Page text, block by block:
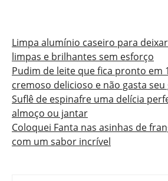
Limpa alumínio caseiro para
limpas e brilhantes sem esforço
Pudim de leite que fica pronto em
cremoso delicioso e não gasta seu
Suflê de espinafre uma delícia
almoço ou jantar
Coloquei Fanta nas asinhas de
com um sabor incrível